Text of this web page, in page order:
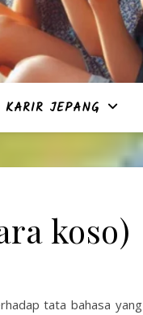
KARIR JEPANG
koso)
tata bahasa yang